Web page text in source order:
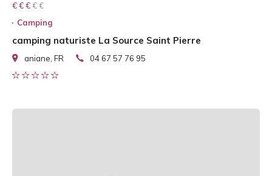
€ € € € €
€ € €
Camping
camping naturiste La Source Saint Pierre
aniane, FR 04 67 57 76 95